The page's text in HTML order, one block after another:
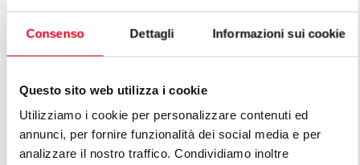
Consenso Dettagli Informazioni sui cookie
Questo sito web utilizza i cookie
Utilizziamo i cookie per personalizzare contenuti ed
annunci, per fornire funzionalità dei social media e per
analizzare il nostro traffico. Condividiamo inoltre